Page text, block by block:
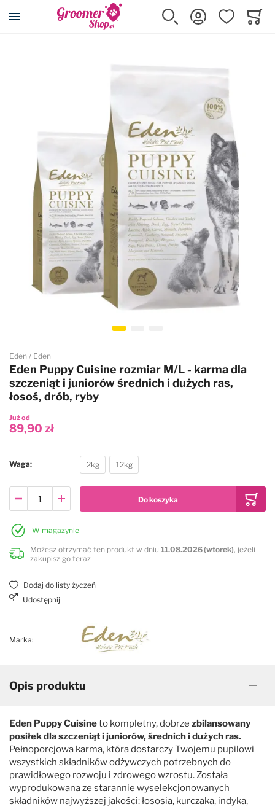
Przejdź na stronę główną
Szukaj Zaloguj sięUlubione
Simpsons Premium Puppy
Simpsons Premium Sensitive
Simpsons Premium 80/20
Simpsons Premium Brown Rice
Przejdź na początek galerii
Eden Eden
Eden Puppy Cuisine rozmiar M/L - karma dla
szczeniąt i juniorów średnich i dużych ras,
łosoś, drób, ryby
Już od
89,90 zł
Waga 2kg 12kg
W magazynie
Możesz otrzymać ten produkt w dniu 11.08.2026 (wtorek), jeżeli
zakupisz go teraz
Dodaj do listy życzeń
Udostępnij
Marka:
Opis produktu
Eden Puppy Cuisineto kompletny, dobrze zbilansowany
posiłek dla szczeniąt i juniorów, średnich i dużych ras.
Pełnoporcjowa karma, która dostarczy Twojemu pupilowi
wszystkich składników odżywczych potrzebnych do
prawidłowego rozwoju i zdrowego wzrostu. Została
wyprodukowana ze starannie wyselekcjonowanych
składników najwyższej jakości: łososia, kurczaka, indyka,